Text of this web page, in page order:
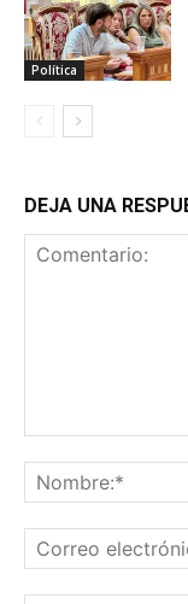
Política
DEJA UNA